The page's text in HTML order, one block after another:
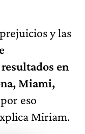
y las
en
Miami,
eso
Miriam.